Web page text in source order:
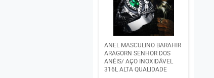
ANEL MASCULINO BARAHIR
ARAGORN SENHOR DOS
ANÉIS/ AÇO INOXIDÁVEL
316L ALTA QUALIDADE